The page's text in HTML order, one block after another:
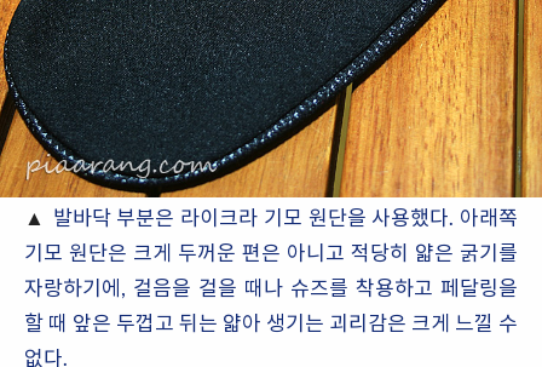
▲ 발바닥 부분은 라이크라 기모 원단을 사용했다. 아래쪽
기모 원단은 크게 두꺼운 편은 아니고 적당히 얇은 굵기를
자랑하기에, 걸음을 걸을 때나 슈즈를 착용하고 페달링을
할 때 앞은 두껍고 뒤는 얇아 생기는 괴리감은 크게 느낄 수
없다.